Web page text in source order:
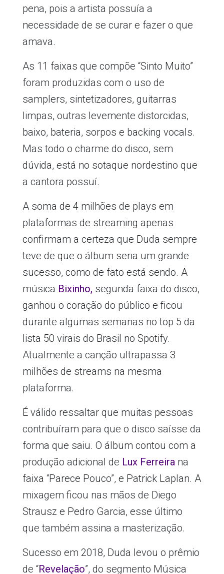
pena, pois a artista possuía a
necessidade de se curar e fazer o que
amava.
As 11 faixas que compõe “Sinto Muito”
foram produzidas com o uso de
samplers, sintetizadores, guitarras
limpas, outras levemente distorcidas,
baixo, bateria, sorpos e backing vocals.
Mas todo o charme do disco, sem
dúvida, está no sotaque nordestino que
a cantora possuí.
A soma de 4 milhões de plays em
plataformas de streaming apenas
confirmam a certeza que Duda sempre
teve de que o álbum seria um grande
sucesso, como de fato está sendo. A
música Bixinho, segunda faixa do disco,
ganhou o coração do público e ficou
durante algumas semanas no top 5 da
lista 50 virais do Brasil no Spotify.
Atualmente a canção ultrapassa 3
milhões de streams na mesma
plataforma.
É válido ressaltar que muitas pessoas
contribuíram para que o disco saísse da
forma que saiu. O álbum contou com a
produção adicional de Lux Ferreirana
faixa “Parece Pouco”, e Patrick Laplan. A
mixagem ficou nas mãos de Diego
Strausz e Pedro Garcia, esse último
que também assina a masterização.
Sucesso em 2018, Duda levou o prêmio
de “Revelação”, do segmento Música